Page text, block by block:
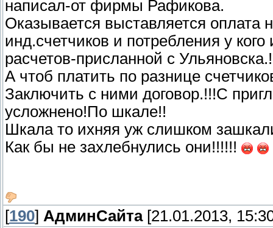
написал-от фирмы Рафикова.
Оказывается выставляется оплата
инд.счетчиков и потребления у
расчетов-присланной с
А чтоб платить по разнице
Заключить с ними договор.!!!С
усложнено!По шкале!!
Шкала то ихняя уж слишком
Как бы не захлебнулись они!!!!!!
[190] АдминСайта[21.01.2013,